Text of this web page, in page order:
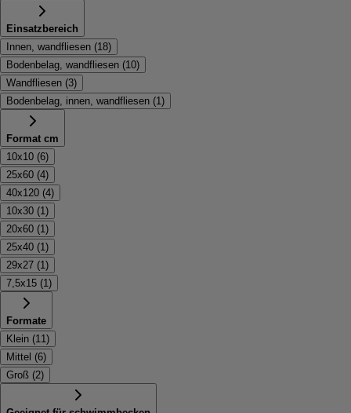
Einsatzbereich
Innen, wandfliesen (18)
Bodenbelag, wandfliesen (10)
Wandfliesen (3)
Bodenbelag, innen, wandfliesen (1)
Format cm
10x10 (6)
25x60 (4)
40x120 (4)
10x30 (1)
20x60 (1)
25x40 (1)
29x27 (1)
7,5x15 (1)
Formate
Klein (11)
Mittel (6)
Groß (2)